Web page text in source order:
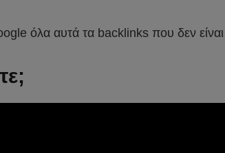
όλα αυτά τα backlinks που δεν